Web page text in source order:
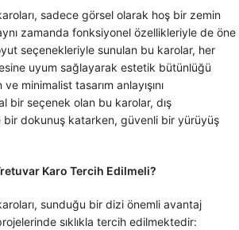
sadece görsel olarak hoş bir zemin
zamanda fonksiyonel özellikleriyle de öne
seçenekleriyle sunulan bu karolar, her
uyum sağlayarak estetik bütünlüğü
minimalist tasarım anlayışını
bir seçenek olan bu karolar, dış
bir dokunuş katarken, güvenli bir yürüyüş
Karo Tercih Edilmeli?
sunduğu bir dizi önemli avantaj
sıklıkla tercih edilmektedir: